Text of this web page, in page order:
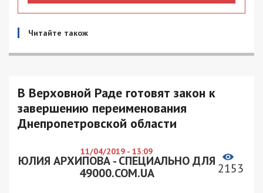
Читайте також
В Верховной Раде готовят закон к
завершению переименования
Днепропетровской области
11/04/2019 - 13:09
ЮЛИЯ АРХИПОВА - СПЕЦИАЛЬНО ДЛЯ
49000.COM.UA
2153